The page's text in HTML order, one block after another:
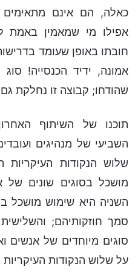
כאלה, הם אינם
אפילו מי שמאמין באמת
חובתו באופן שעומד
אמונה, ידיד הכנסייה!
שהודחו; קבוצה זו נחלקת
תוכנו של השיתוף
השביעי של מנהיגים
שלוש הנקודות
מושכל בסוגים שונים של
השניה היא שימוש מושכל
סמך חוזקותיהם;
סוגים מיוחדים של אנשים
על שלוש הנקודות